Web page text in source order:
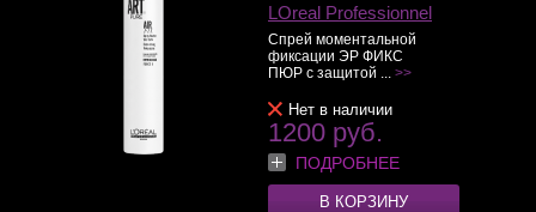
LOreal Professionnel
Спрей моментальной
фиксации ЭР ФИКС
ПЮР с защитой ... >>
Нет в наличии
1200 руб.
ПОДРОБНЕЕ
В КОРЗИНУ